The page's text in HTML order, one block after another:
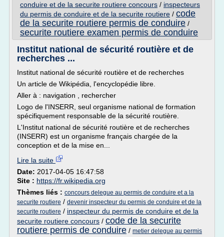
conduire et de la securite routiere concours / inspecteurs
du permis de conduire et de la securite routiere / code
de la securite routiere permis de conduire /
securite routiere examen permis de conduire
Institut national de sécurité routière et de
recherches ...
Institut national de sécurité routière et de recherches
Un article de Wikipédia, l'encyclopédie libre.
Aller à : navigation , rechercher
Logo de l'INSERR, seul organisme national de formation
spécifiquement responsable de la sécurité routière.
L'Institut national de sécurité routière et de recherches
(INSERR) est un organisme français chargée de la
conception et de la mise en...
Lire la suite
Date: 2017-04-05 16:47:58
Site : https://fr.wikipedia.org
Thèmes liés : concours delegue au permis de conduire et a la
securite routiere / devenir inspecteur du permis de conduire et de la
securite routiere / inspecteur du permis de conduire et de la
securite routiere concours / code de la securite
routiere permis de conduire / metier delegue au permis